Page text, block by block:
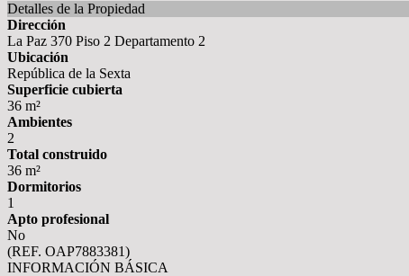
Detalles de la Propiedad
Dirección
La Paz 370 Piso 2 Departamento 2
Ubicación
República de la Sexta
Superficie cubierta
36 m²
Ambientes
2
Total construido
36 m²
Dormitorios
1
Apto profesional
No
(REF. OAP7883381)
INFORMACIÓN BÁSICA